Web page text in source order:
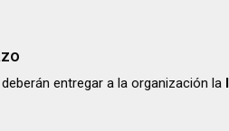
entregar a la organización la